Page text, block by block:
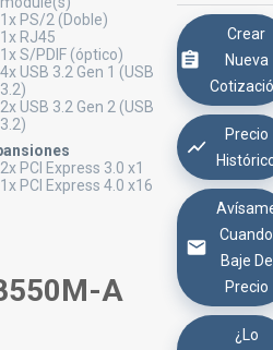
1x PS/2 (Doble)
1x RJ45
1x S/PDIF (óptico)
4x USB 3.2 Gen 1 (USB
3.2)
2x USB 3.2 Gen 2 (USB
3.2)
2x PCI Express 3.0 x1
1x PCI Express 4.0 x16
Crear
Nueva
Precio
Cuando
Baje De
Precio
¿Lo
A